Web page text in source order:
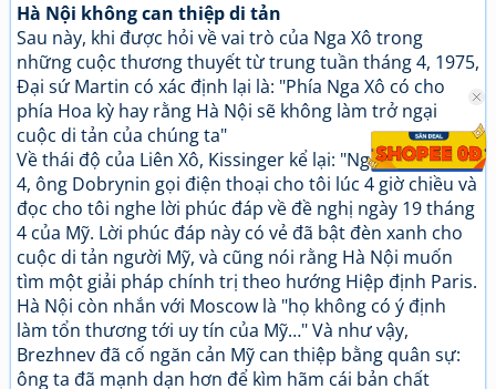
Hà Nội không can thiệp di tản
Sau này, khi được hỏi về vai trò của Nga Xô trong
những cuộc thương thuyết từ trung tuần tháng 4, 1975,
Đại sứ Martin có xác định lại là: "Phía Nga Xô có cho
phía Hoa kỳ hay rằng Hà Nội sẽ không làm trở ngại
cuộc di tản của chúng ta"
Về thái độ của Liên Xô, Kissinger kể lại: "Ngày 24 tháng
4, ông Dobrynin gọi điện thoại cho tôi lúc 4 giờ chiều và
đọc cho tôi nghe lời phúc đáp về đề nghị ngày 19 tháng
4 của Mỹ. Lời phúc đáp này có vẻ đã bật đèn xanh cho
cuộc di tản người Mỹ, và cũng nói rằng Hà Nội muốn
tìm một giải pháp chính trị theo hướng Hiệp định Paris.
Hà Nội còn nhắn với Moscow là "họ không có ý định
làm tổn thương tới uy tín của Mỹ…" Và như vậy,
Brezhnev đã cố ngăn cản Mỹ can thiệp bằng quân sự:
ông ta đã mạnh dạn hơn để kìm hãm cái bản chất